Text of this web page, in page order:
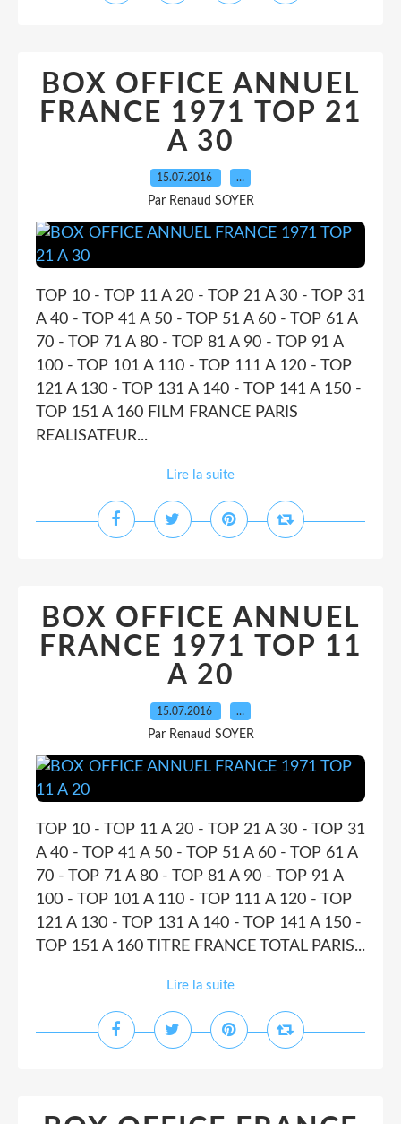
BOX OFFICE ANNUEL
FRANCE 1971 TOP 21
A 30
15.07.2016 …
Par Renaud SOYER
TOP 10 - TOP 11 A 20 - TOP 21 A 30 - TOP 31
A 40 - TOP 41 A 50 - TOP 51 A 60 - TOP 61 A
70 - TOP 71 A 80 - TOP 81 A 90 - TOP 91 A
100 - TOP 101 A 110 - TOP 111 A 120 - TOP
121 A 130 - TOP 131 A 140 - TOP 141 A 150 -
TOP 151 A 160 FILM FRANCE PARIS
REALISATEUR...
Lire la suite
BOX OFFICE ANNUEL
FRANCE 1971 TOP 11
A 20
15.07.2016 …
Par Renaud SOYER
TOP 10 - TOP 11 A 20 - TOP 21 A 30 - TOP 31
A 40 - TOP 41 A 50 - TOP 51 A 60 - TOP 61 A
70 - TOP 71 A 80 - TOP 81 A 90 - TOP 91 A
100 - TOP 101 A 110 - TOP 111 A 120 - TOP
121 A 130 - TOP 131 A 140 - TOP 141 A 150 -
TOP 151 A 160 TITRE FRANCE TOTAL PARIS...
Lire la suite